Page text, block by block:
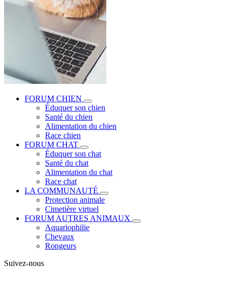
FORUM CHIEN
Éduquer son chien
Santé du chien
Alimentation du chien
Race chien
FORUM CHAT
Éduquer son chat
Santé du chat
Alimentation du chat
Race chat
LA COMMUNAUTÉ
Protection animale
Cimetière virtuel
FORUM AUTRES ANIMAUX
Aquariophilie
Chevaux
Rongeurs
Suivez-nous